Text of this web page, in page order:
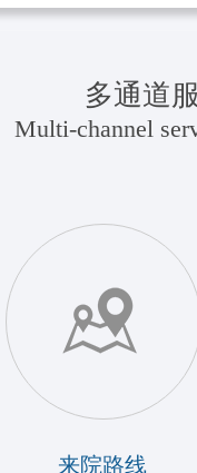
多通道
Multi-channel
来院路线